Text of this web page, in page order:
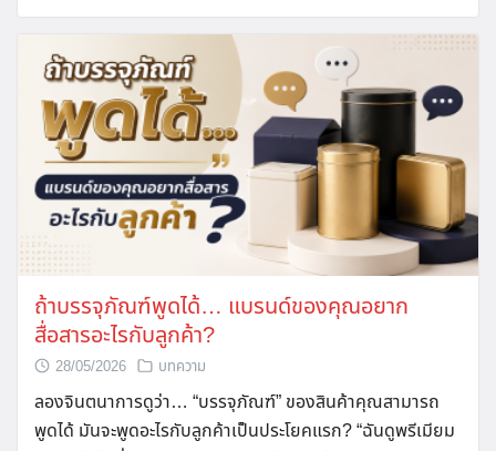
ถ้าบรรจุภัณฑ์พูดได้… แบรนด์ของคุณอยาก
สื่อสารอะไรกับลูกค้า?
28/05/2026 บทความ
ลองจินตนาการดูว่า… “บรรจุภัณฑ์” ของสินค้าคุณสามารถ
พูดได้ มันจะพูดอะไรกับลูกค้าเป็นประโยคแรก? “ฉันดูพรีเมียม